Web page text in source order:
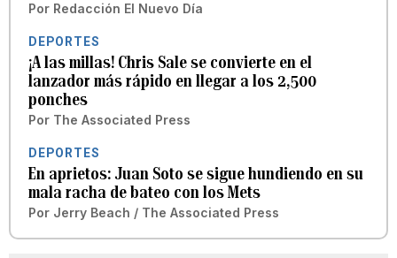
Por Redacción El Nuevo Día
DEPORTES
¡A las millas! Chris Sale se convierte en el
lanzador más rápido en llegar a los 2,500
ponches
Por The Associated Press
DEPORTES
En aprietos: Juan Soto se sigue hundiendo en su
mala racha de bateo con los Mets
Por Jerry Beach / The Associated Press